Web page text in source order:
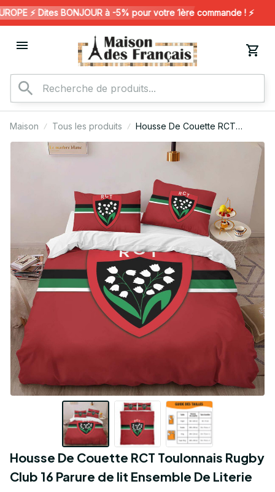
⚡️ Dites BONJOUR à -5% pour votre 1ère commande ! ⚡️
Maison Tous les produits
Housse De Couette RCT
Toulonnais Rugby Club 16
Parure de lit Ensemble De
Housse De Couette RCT Toulonnais Rugby
Club 16 Parure de lit Ensemble De Literie